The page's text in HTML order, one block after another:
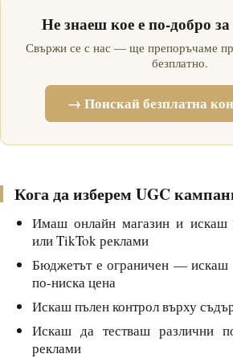
Не знаеш кое е по-добро
Свържи се с нас — ще препоръчаме
безплатно.
→ Поискай безплатна
Кога да изберем UGC
Имаш онлайн магазин и искаш
или TikTok реклами
Бюджетът е ограничен — искаш
по-ниска цена
Искаш пълен контрол върху
Искаш да тестваш различни
реклами